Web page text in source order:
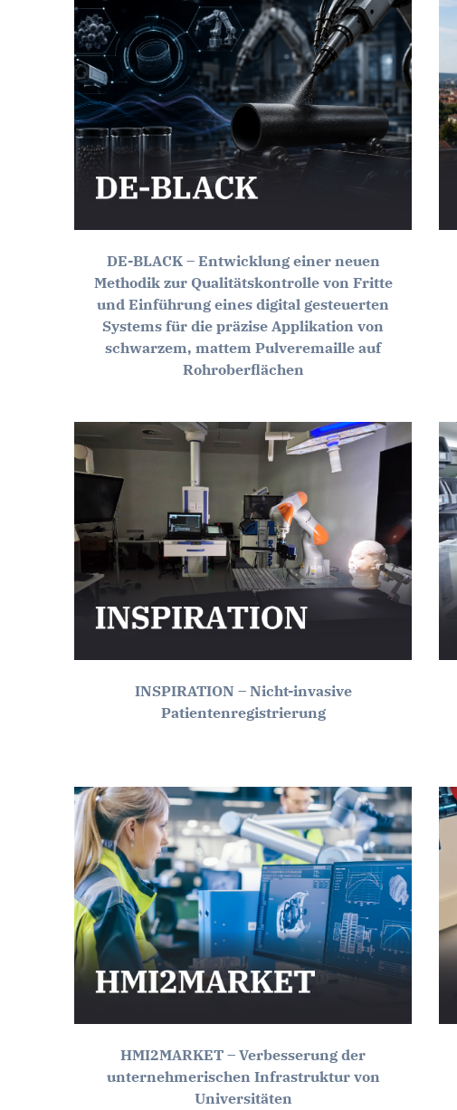
DE-BLACK – Entwicklung einer neuen
Methodik zur Qualitätskontrolle von Fritte
und Einführung eines digital gesteuerten
Systems für die präzise Applikation von
schwarzem, mattem Pulveremaille auf
Rohroberflächen
INSPIRATION – Nicht-invasive
Patientenregistrierung
HMI2MARKET – Verbesserung der
unternehmerischen Infrastruktur von
Universitäten